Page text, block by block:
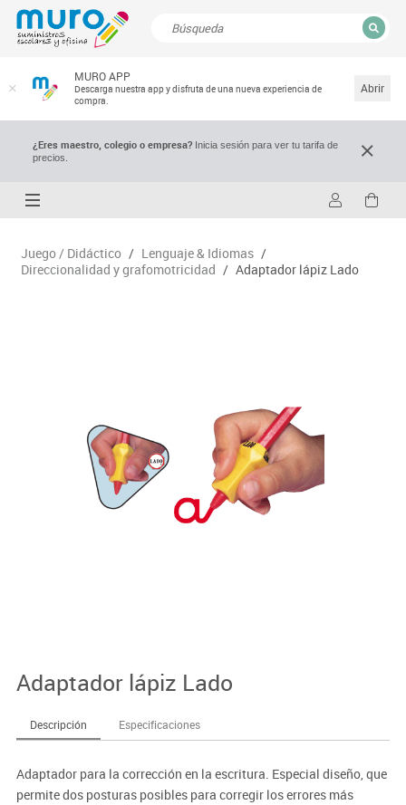
MURO APP
Descarga nuestra app y disfruta de una nueva experiencia de
compra.
Abrir
¿Eres maestro, colegio o empresa?Inicia sesión para ver tu tarifa de
precios.
Juego / Didáctico / Lenguaje & Idiomas /
Direccionalidad y grafomotricidad / Adaptador lápiz Lado
Adaptador lápiz Lado
Descripción Especificaciones
Adaptador para la corrección en la escritura. Especial diseño, que
permite dos posturas posibles para corregir los errores más